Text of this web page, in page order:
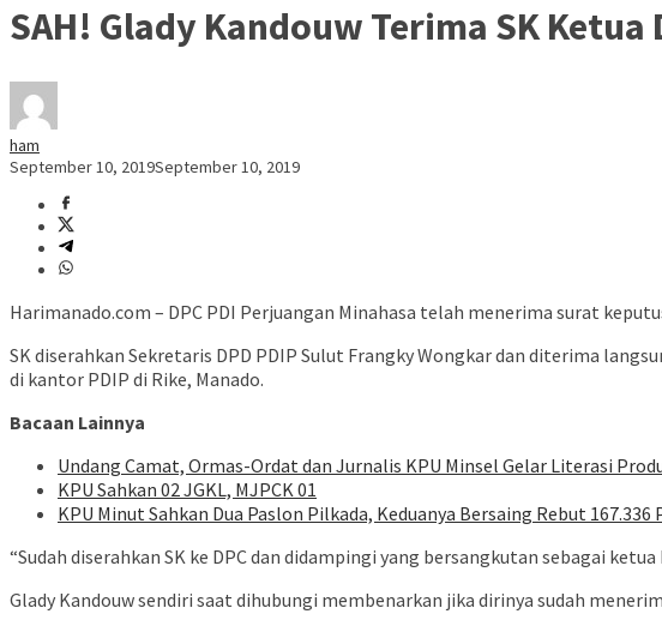
SAH! Glady Kandouw Terima SK
ham
September 10, 2019September 10, 2019
Harimanado.com – DPC PDI Perjuangan Minahasa telah menerima surat
SK diserahkan Sekretaris DPD PDIP Sulut Frangky Wongkar dan diterima
di kantor PDIP di Rike, Manado.
Bacaan Lainnya
Undang Camat, Ormas-Ordat dan Jurnalis KPU Minsel Gelar Literasi
KPU Sahkan 02 JGKL, MJPCK 01
KPU Minut Sahkan Dua Paslon Pilkada, Keduanya Bersaing Rebut 167.336
“Sudah diserahkan SK ke DPC dan didampingi yang bersangkutan sebagai
Glady Kandouw sendiri saat dihubungi membenarkan jika dirinya sudah